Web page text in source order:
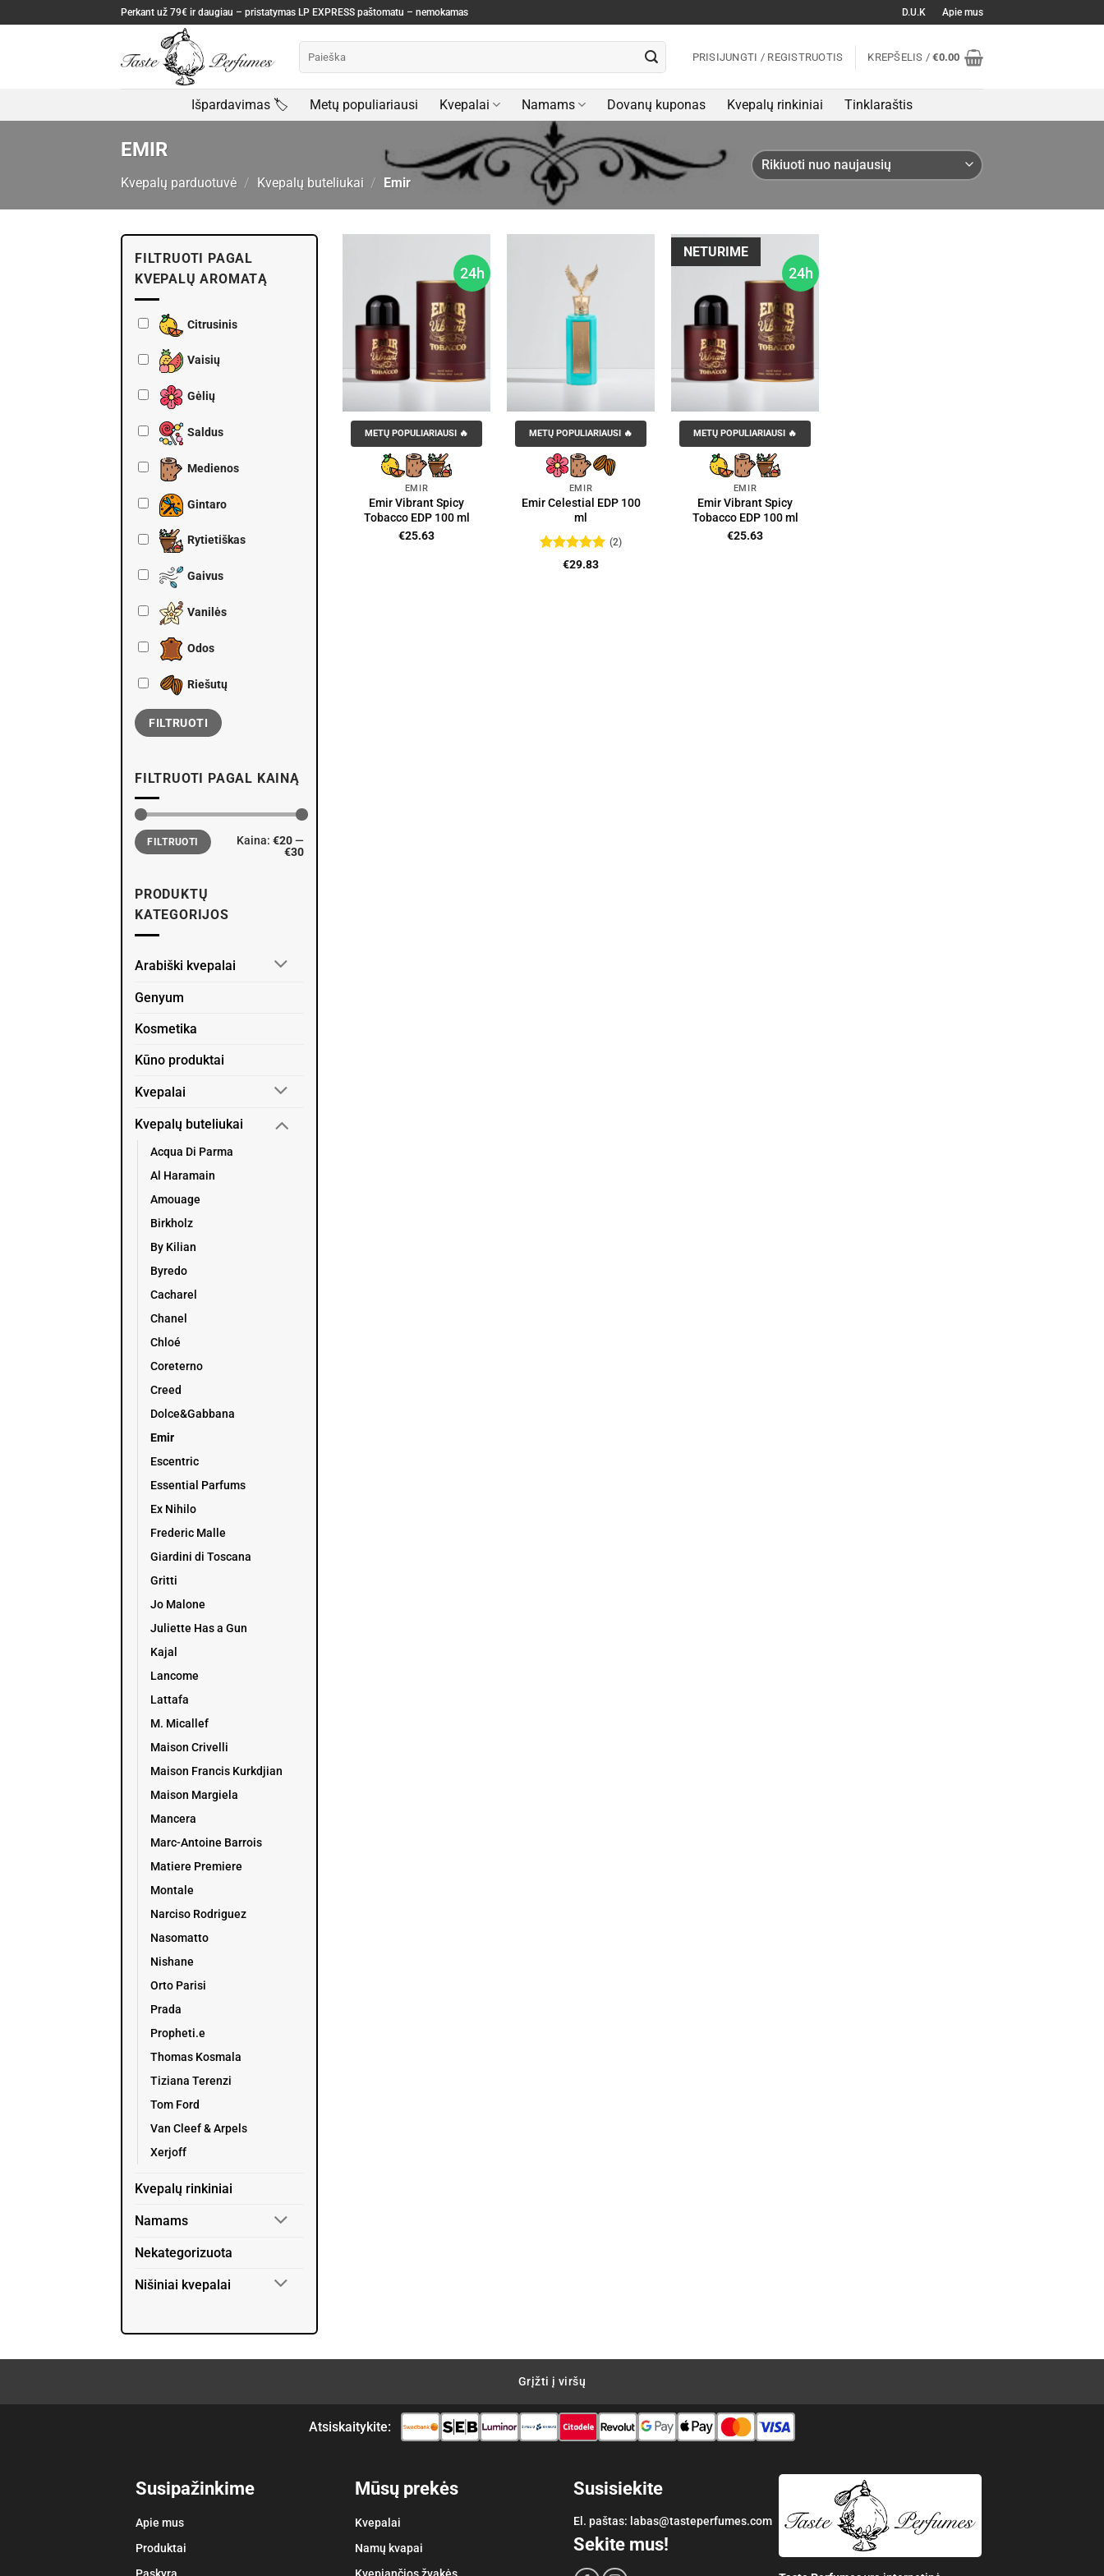
to
Perkant už 79€ ir daugiau – pristatymas LP EXPRESS paštomatu – nemokamas D.U.K Apie mus
PRISIJUNGTI / REGISTRUOTIS KREPŠELIS /€0.00
Išpardavimas 🏷️ Metų populiariausi Kvepalai Namams Dovanų kuponas Kvepalų rinkiniai Tinklaraštis
EMIR
Kvepalų parduotuvė / Kvepalų buteliukai / Emir
FILTRUOTI PAGAL
KVEPALŲ AROMATĄ
Citrusinis
Vaisių
Gėlių
Saldus
Medienos
Gintaro
Rytietiškas
Gaivus
Vanilės
Odos
Riešutų
FILTRUOTI
FILTRUOTI PAGAL KAINĄ
Min
kaina
Maks
kainaFILTRUOTI Kaina: €20—
€30
PRODUKTŲ
KATEGORIJOS
Arabiški kvepalai
Genyum
Kosmetika
Kūno produktai
Kvepalai
Kvepalų buteliukai
Acqua Di Parma
Al Haramain
Amouage
Birkholz
By Kilian
Byredo
Cacharel
Chanel
Chloé
Coreterno
Creed
Dolce&Gabbana
Emir
Escentric
Essential Parfums
Ex Nihilo
Frederic Malle
Giardini di Toscana
Gritti
Jo Malone
Juliette Has a Gun
Kajal
Lancome
Lattafa
M. Micallef
Maison Crivelli
Maison Francis Kurkdjian
Maison Margiela
Mancera
Marc-Antoine Barrois
Matiere Premiere
Montale
Narciso Rodriguez
Nasomatto
Nishane
Orto Parisi
Prada
Propheti.e
Thomas Kosmala
Tiziana Terenzi
Tom Ford
Van Cleef & Arpels
Xerjoff
Kvepalų rinkiniai
Namams
Nekategorizuota
Nišiniai kvepalai
24h
METŲ POPULIARIAUSI 🔥
EMIR
Emir Vibrant Spicy
Tobacco EDP 100 ml
€25.63
METŲ POPULIARIAUSI 🔥
EMIR
Emir Celestial EDP 100
ml
Įvertinimas:
(2)
€29.83
24h
NETURIME
METŲ POPULIARIAUSI 🔥
EMIR
Emir Vibrant Spicy
Tobacco EDP 100 ml
€25.63
Grįžti į viršų
Atsiskaitykite:
Susipažinkime
Apie mus
Produktai
Mūsų prekės
Kvepalai
Namų kvapai
Susisiekite
El. paštas: labas@tasteperfumes.com
Sekite mus!